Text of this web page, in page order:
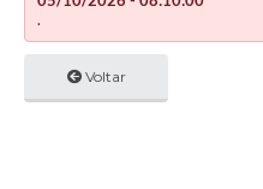
.
Voltar